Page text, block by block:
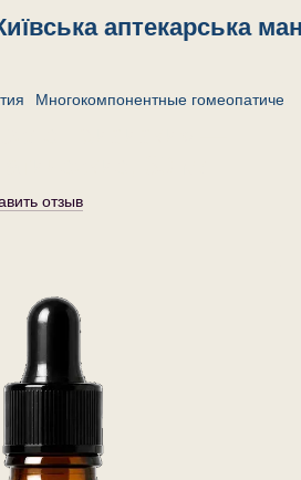
аптекарська
Многокомпонентные
отзыв